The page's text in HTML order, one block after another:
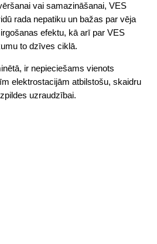
vai samazināšanai, VES
rada nepatiku un bažas par vēja
efektu, kā arī par VES
to dzīves ciklā.
ir nepieciešams vienots
elektrostacijām atbilstošu, skaidru
uzraudzībai.